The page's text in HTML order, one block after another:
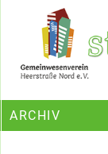
Ein Projekt des
ARCHIV